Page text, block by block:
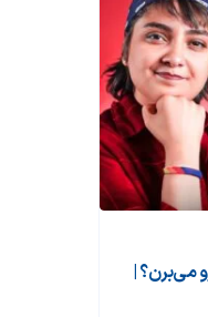
می‌برن؟ |